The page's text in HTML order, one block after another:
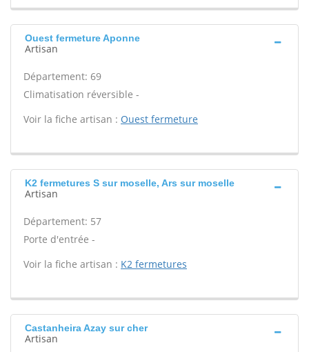
Ouest fermeture Aponne
Artisan
Département: 69
Climatisation réversible -
Voir la fiche artisan : Ouest fermeture
K2 fermetures S sur moselle, Ars sur moselle
Artisan
Département: 57
Porte d'entrée -
Voir la fiche artisan : K2 fermetures
Castanheira Azay sur cher
Artisan